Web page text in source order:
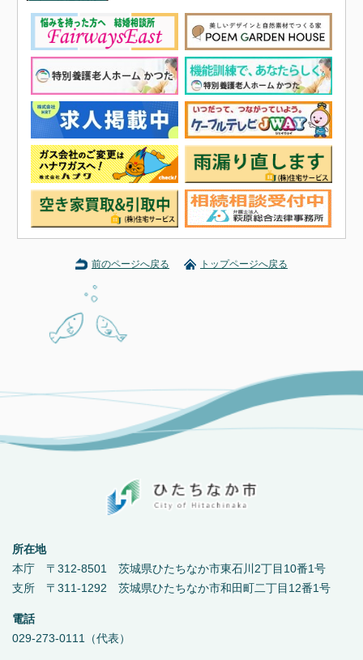
前のページへ戻る トップページへ戻る
所在地
本庁 〒312-8501 茨城県ひたちなか市東石川2丁目10番1号
支所 〒311-1292 茨城県ひたちなか市和田町二丁目12番1号
電話
029-273-0111（代表）